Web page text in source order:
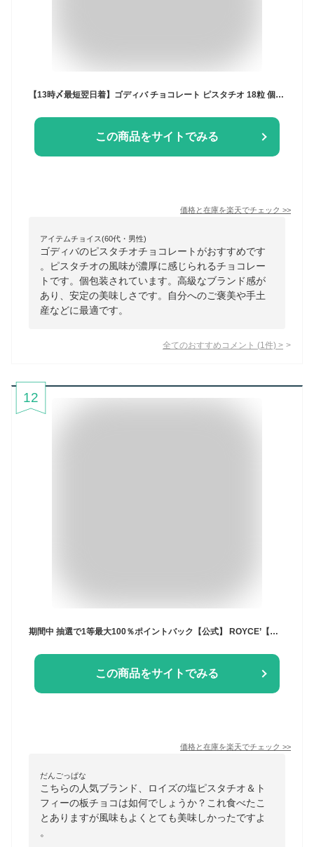
【13時〆最短翌日着】ゴディバ チョコレート ピスタチオ 18粒 個包装 ホワイトチョコ ピスタチオナッツ 菓子 洋菓子 プラリネ スイーツ ピスタチオチョコ 詰め合わせ 高級チョコ ギフト 手土産 来客用 職場 お配り ばらまき ブランド チョコ 父の日ギフト
この商品をサイトでみる
価格と在庫を楽天でチェック >>
アイテムチョイス(60代・男性)
ゴディバのピスタチオチョコレートがおすすめです
。ピスタチオの風味が濃厚に感じられるチョコレー
トです。個包装されています。高級なブランド感が
あり、安定の美味しさです。自分へのご褒美や手土
産などに最適です。
全てのおすすめコメント (1 件) >
12
期間中 抽選で1等最大100％ポイントバック【公式】 ROYCE’【期間数量限定 夏】ロイズ 板チョコレート[塩ピスタチオ＆トフィー]スイーツ お菓子 プチギフト
この商品をサイトでみる
価格と在庫を楽天でチェック >>
だんごっぱな
こちらの人気ブランド、ロイズの塩ピスタチオ＆ト
フィーの板チョコは如何でしょうか？これ食べたこ
とありますが風味もよくとても美味しかったですよ
。